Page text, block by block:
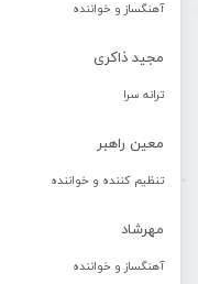
آهنگساز و خواننده
مجید ذاکری
ترانه سرا
معین راهبر
تنظیم کننده و خواننده
مهرشاد
آهنگساز و خواننده